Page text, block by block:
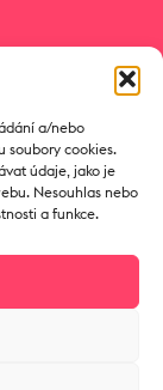
a/nebo
soubory cookies.
údaje, jako je
Nesouhlas nebo
a funkce.